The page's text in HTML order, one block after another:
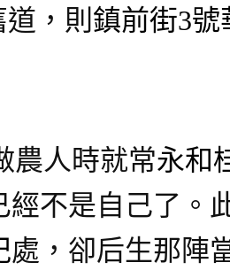
，則 鎮前街3號
農人時就常永和
不是自己了​​。
處，卻后生那陣